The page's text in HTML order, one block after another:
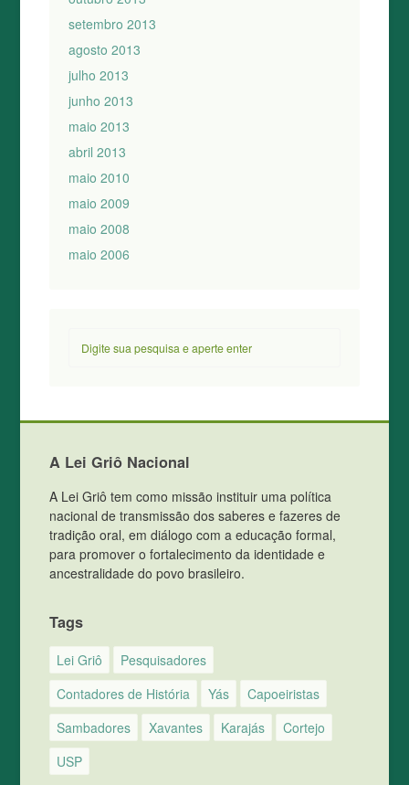
setembro 2013
agosto 2013
julho 2013
junho 2013
maio 2013
abril 2013
maio 2010
maio 2009
maio 2008
maio 2006
A Lei Griô Nacional
A Lei Griô tem como missão instituir uma política
nacional de transmissão dos saberes e fazeres de
tradição oral, em diálogo com a educação formal,
para promover o fortalecimento da identidade e
ancestralidade do povo brasileiro.
Tags
Lei Griô
Pesquisadores
Contadores de História
Yás
Capoeiristas
Sambadores
Xavantes Karajás
Cortejo
USP